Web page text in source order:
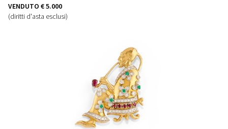
VENDUTO € 5.000
(diritti d'asta esclusi)